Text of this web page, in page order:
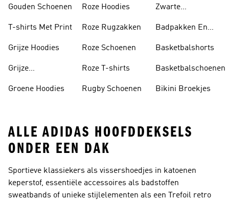
Gouden Schoenen
T-shirts Met Print
Grijze Hoodies
Grijze
Groene Hoodies
Roze Hoodies
Roze Rugzakken
Roze Schoenen
Roze T-shirts
Rugby Schoenen
Zwarte
Badpakken En
Basketbalshorts
Basketbalschoenen
Bikini Broekjes
ALLE ADIDAS HOOFDDEKSELS
ONDER EEN DAK
Sportieve klassiekers als vissershoedjes in katoenen
keperstof, essentiële accessoires als badstoffen
sweatbands of unieke stijlelementen als een Trefoil retro